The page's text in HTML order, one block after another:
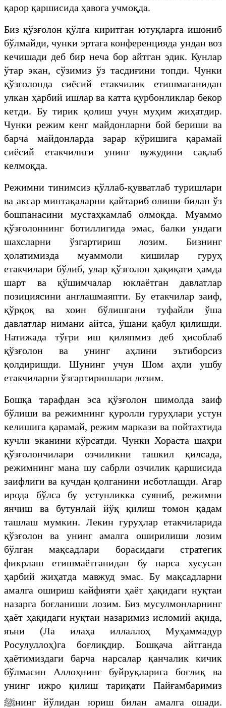
қарор қаршисида ҳавога учмоқда.
Биз қўзғолон қўлга киритган ютуқларга ишониб
бўлмайди, чунки эртага конференцияда ундан воз
кечишади деб бир неча бор айтган эдик. Кунлар
ўтар экан, сўзимиз ўз тасдиғини топди. Чунки
қўзғолонда сиёсий етакчилик етишмаганидан
улкан ҳарбий ишлар ва катта қурбонликлар бекор
кетди. Бу тирик қолиш учун муҳим жиҳатдир.
Чунки режим кенг майдонларни бой бериши ва
барча майдонларда зарар кўришига қарамай
сиёсий етакчилиги унинг вужудини сақлаб
келмоқда.
Режимни тинимсиз қўллаб-қувватлаб туришлари
ва аксар минтақаларни қайтариб олиши билан ўз
бошпанасини мустаҳкамлаб олмоқда. Муаммо
қўзғолоннинг ботиллигида эмас, балки ундаги
шахсларни ўзгартириш лозим. Бизнинг
ҳолатимизда муаммоли кишилар гуруҳ
етакчилари бўлиб, улар қўзғолон ҳақиқати ҳамда
шарт ва қўшимчалар юклаётган давлатлар
позициясини англашмаяпти. Бу етакчилар заиф,
қўрқоқ ва хоин бўлишгани туфайли ўша
давлатлар нимани айтса, ўшани қабул қилишди.
Натижада тўғри иш қиляпмиз деб ҳисоблаб
қўзғолон ва унинг аҳлини эътиборсиз
қолдиришди. Шунинг учун Шом аҳли ушбу
етакчиларни ўзгартиришлари лозим.
Бошқа тарафдан эса қўзғолон шимолда заиф
бўлиши ва режимнинг қуролли гуруҳлари устун
келишига қарамай, режим маркази ва пойтахтида
кучли эканини кўрсатди. Чунки Хораста шаҳри
қўзғолончилари озчиликни ташкил қилсада,
режимнинг мана шу сабрли озчилик қаршисида
заифлиги ва кучдан қолганини исботлашди. Агар
ирода бўлса бу устунликка суяниб, режимни
янчиш ва бутунлай йўқ қилиш томон қадам
ташлаш мумкин. Лекин гуруҳлар етакчиларида
қўзғолон ва унинг амалга оширилиши лозим
бўлган мақсадлари борасидаги стратегик
фикрлаш етишмаётганидан бу нарса хусусан
ҳарбий жиҳатда мавжуд эмас. Бу мақсадларни
амалга ошириш кайфияти ҳаёт ҳақидаги нуқтаи
назарга боғланиши лозим. Биз мусулмонларнинг
ҳаёт ҳақидаги нуқтаи назаримиз исломий ақида,
яъни (Ла илаҳа иллаллоҳ Муҳаммадур
Росулуллоҳ)га боғлиқдир. Бошқача айтганда
ҳаётимиздаги барча нарсалар қанчалик кичик
бўлмасин Аллоҳнинг буйруқларига боғлиқ ва
унинг ижро қилиш тариқати Пайғамбаримиз
ﷺнинг йўлидан юриш билан амалга ошади.